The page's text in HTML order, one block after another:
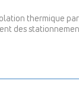
thermique
des